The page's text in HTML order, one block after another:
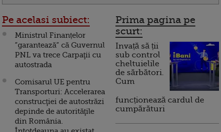
Pe acelasi subiect:
Ministrul Finanțelor
”garantează” că Guvernul
PNL va trece Carpaţii cu
autostrada
Comisarul UE pentru
Transporturi: Accelerarea
construcţiei de autostrăzi
depinde de autorităţile
din România.
Prima pagina pe
scurt:
Invață să ții
sub control
cheltuielile
de sărbători.
Cum
funcționează cardul de
cumpărături